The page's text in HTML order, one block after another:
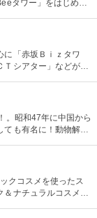
タワー」をはじめ、
に「赤坂Ｂｉｚタワ
シアター」などが揃
。昭和47年に中国から
も有名に！動物解説
クコスメを使ったス
ナチュラルコスメを